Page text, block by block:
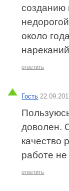
созданию
около
ответить
Гость
доволен.
качество
работе
ответить